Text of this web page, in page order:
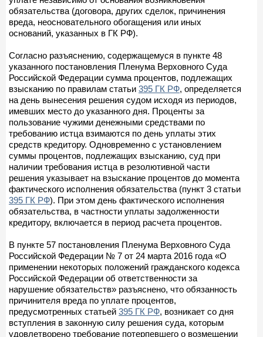
обязательства (договора, других сделок, причинения
вреда, неосновательного обогащения или иных
оснований, указанных в ГК РФ).
Согласно разъяснению, содержащемуся в пункте 48
указанного постановления Пленума Верховного Суда
Российской Федерации сумма процентов, подлежащих
взысканию по правилам статьи 395 ГК РФ, определяется
на день вынесения решения судом исходя из периодов,
имевших место до указанного дня. Проценты за
пользование чужими денежными средствами по
требованию истца взимаются по день уплаты этих
средств кредитору. Одновременно с установлением
суммы процентов, подлежащих взысканию, суд при
наличии требования истца в резолютивной части
решения указывает на взыскание процентов до момента
фактического исполнения обязательства (пункт 3 статьи
395 ГК РФ). При этом день фактического исполнения
обязательства, в частности уплаты задолженности
кредитору, включается в период расчета процентов.
В пункте 57 постановления Пленума Верховного Суда
Российской Федерации № 7 от 24 марта 2016 года «О
применении некоторых положений гражданского кодекса
Российской Федерации об ответственности за
нарушение обязательств» разъяснено, что обязанность
причинителя вреда по уплате процентов,
предусмотренных статьей 395 ГК РФ, возникает со дня
вступления в законную силу решения суда, которым
удовлетворено требование потерпевшего о возмещении